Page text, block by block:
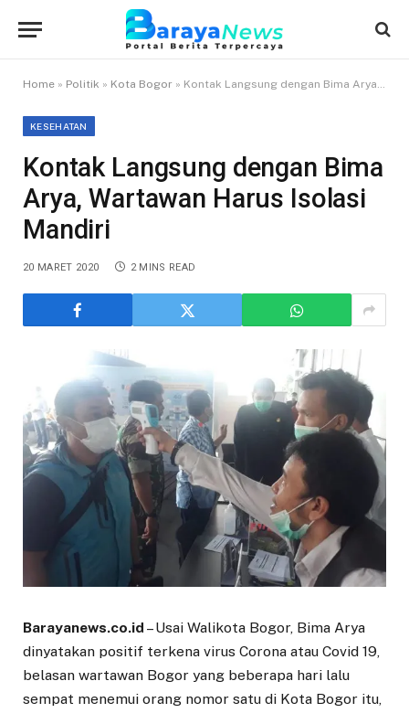
Home » Politik » Kota Bogor » Kontak Langsung dengan Bima Arya, Wartawan Harus Isolasi Mandiri
KESEHATAN
Kontak Langsung dengan Bima
Arya, Wartawan Harus Isolasi
Mandiri
20 MARET 2020 2 MINS READ
Barayanews.co.id – Usai Walikota Bogor, Bima Arya
dinyatakan positif terkena virus Corona atau Covid 19,
belasan wartawan Bogor yang beberapa hari lalu
sempat menemui orang nomor satu di Kota Bogor itu,